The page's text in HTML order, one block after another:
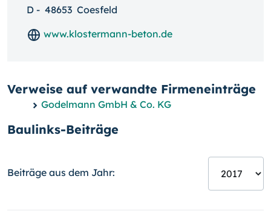
D - 48653 Coesfeld
www.klostermann-beton.de
Verweise auf verwandte Firmeneinträge
Godelmann GmbH & Co. KG
Baulinks-Beiträge
Beiträge aus dem Jahr: